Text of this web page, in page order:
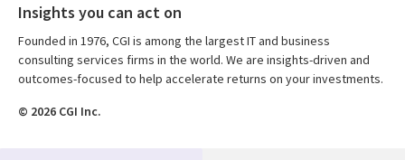
Insights you can act on
Founded in 1976, CGI is among the largest IT and business
consulting services firms in the world. We are insights-driven and
outcomes-focused to help accelerate returns on your investments.
© 2026 CGI Inc.